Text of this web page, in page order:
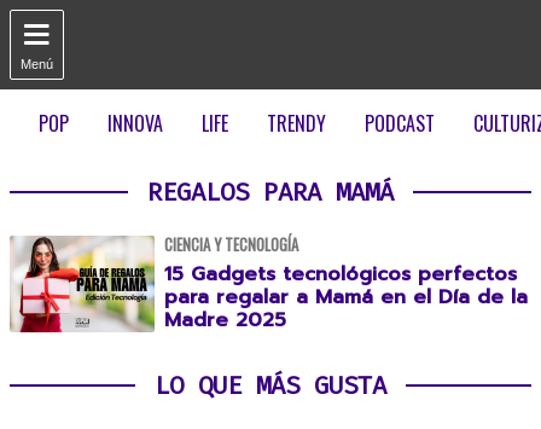

Menú
POP INNOVA LIFE TRENDY PODCAST
REGALOS PARA MAMÁ
CIENCIA Y TECNOLOGÍA
15 Gadgets tecnológicos perfectos
para regalar a Mamá en el Día de la
Madre 2025
LO QUE MÁS GUSTA